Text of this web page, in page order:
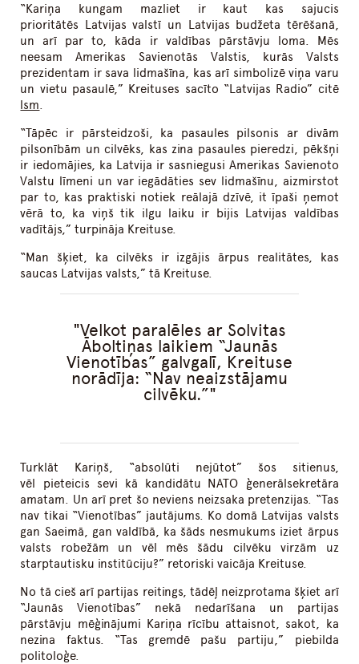
“Kariņa kungam mazliet ir kaut kas sajucis
prioritātēs Latvijas valstī un Latvijas budžeta tērēšanā,
un arī par to, kāda ir valdības pārstāvju loma. Mēs
neesam Amerikas Savienotās Valstis, kurās Valsts
prezidentam ir sava lidmašīna, kas arī simbolizē viņa varu
un vietu pasaulē,” Kreituses sacīto “Latvijas Radio” citē
lsm.
“Tāpēc ir pārsteidzoši, ka pasaules pilsonis ar divām
pilsonībām un cilvēks, kas zina pasaules pieredzi, pēkšņi
ir iedomājies, ka Latvija ir sasniegusi Amerikas Savienoto
Valstu līmeni un var iegādāties sev lidmašīnu, aizmirstot
par to, kas praktiski notiek reālajā dzīvē, it īpaši ņemot
vērā to, ka viņš tik ilgu laiku ir bijis Latvijas valdības
vadītājs,” turpināja Kreituse.
“Man šķiet, ka cilvēks ir izgājis ārpus realitātes, kas
saucas Latvijas valsts,” tā Kreituse.
Velkot paralēles ar Solvitas
Āboltiņas laikiem “Jaunās
Vienotības” galvgalī, Kreituse
norādīja: “Nav neaizstājamu
cilvēku.”
Turklāt Kariņš, “absolūti nejūtot” šos sitienus,
vēl pieteicis sevi kā kandidātu NATO ģenerālsekretāra
amatam. Un arī pret šo neviens neizsaka pretenzijas. “Tas
nav tikai “Vienotības” jautājums. Ko domā Latvijas valsts
gan Saeimā, gan valdībā, ka šāds nesmukums iziet ārpus
valsts robežām un vēl mēs šādu cilvēku virzām uz
starptautisku institūciju?” retoriski vaicāja Kreituse.
No tā cieš arī partijas reitings, tādēļ neizprotama šķiet arī
“Jaunās Vienotības” nekā nedarīšana un partijas
pārstāvju mēģinājumi Kariņa rīcību attaisnot, sakot, ka
nezina faktus. “Tas gremdē pašu partiju,” piebilda
politoloģe.